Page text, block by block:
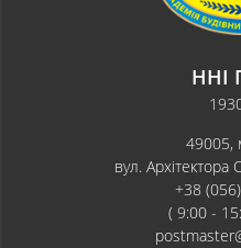
ННІ
49005,
вул.
+38
( 9:00 -